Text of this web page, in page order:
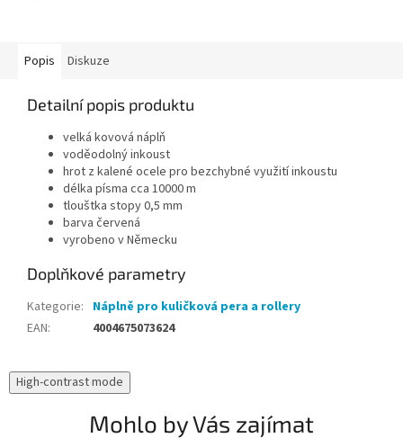
Popis Diskuze
Detailní popis produktu
velká kovová náplň
voděodolný inkoust
hrot z kalené ocele pro bezchybné využití inkoustu
délka písma cca 10000 m
tlouštka stopy 0,5 mm
barva červená
vyrobeno v Německu
Doplňkové parametry
Kategorie: Náplně pro kuličková pera a rollery
EAN: 4004675073624
High-contrast mode
Mohlo by Vás zajímat